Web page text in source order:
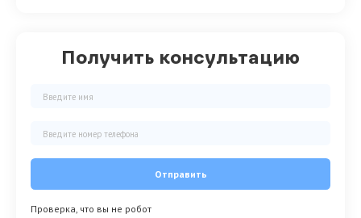
Получить консультацию
Отправить
Проверка, что вы не робот